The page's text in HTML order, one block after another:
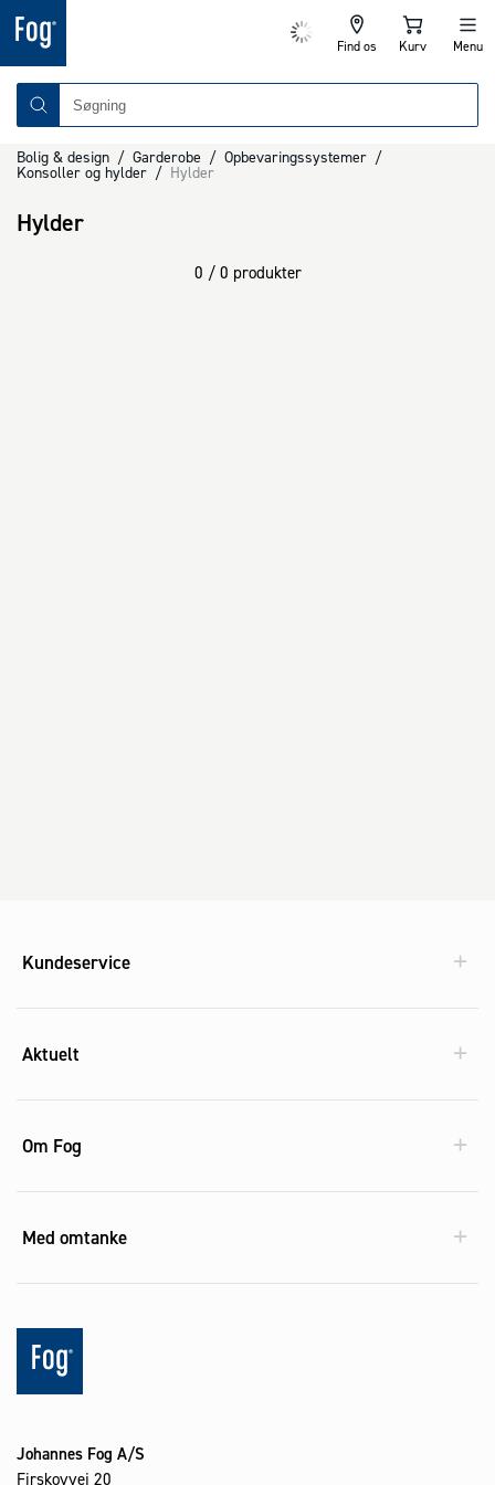
Find os Kurv Menu
Bolig & design / Garderobe / Opbevaringssystemer /
Konsoller og hylder / Hylder
Hylder
0 / 0 produkter
Kundeservice
Aktuelt
Om Fog
Med omtanke
Johannes Fog A/S
Firskovvej 20